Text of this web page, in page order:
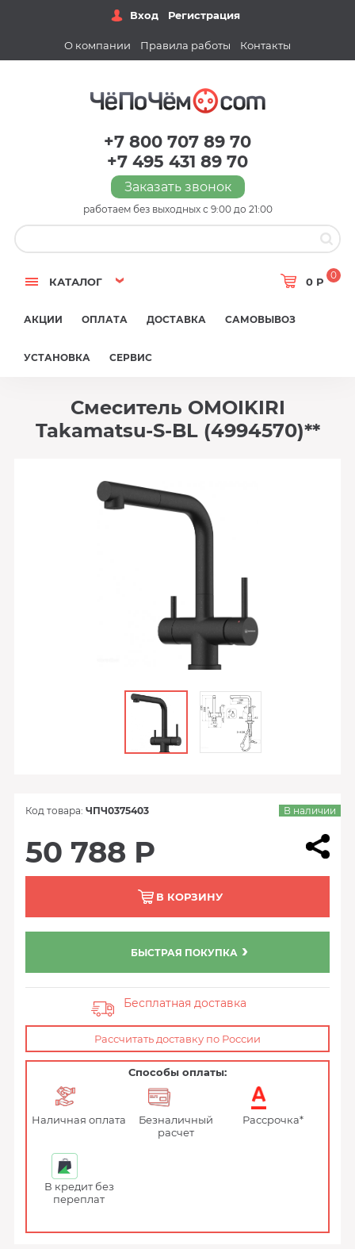
Вход Регистрация
О компании Правила работы Контакты
+7 800 707 89 70
+7 495 431 89 70
Заказать звонок
работаем без выходных с 9:00 до 21:00
КАТАЛОГ 0 Р
0
АКЦИИ ОПЛАТА ДОСТАВКА САМОВЫВОЗ
УСТАНОВКА СЕРВИС
Смеситель OMOIKIRI
Takamatsu-S-BL (4994570)**
Код товара: ЧПЧ0375403 В наличии
50 788 Р
В КОРЗИНУ
БЫСТРАЯ ПОКУПКА
Бесплатная доставка
Рассчитать доставку по России
Способы оплаты:
Наличная оплата
Безналичный
расчет
Рассрочка*
В кредит без
переплат